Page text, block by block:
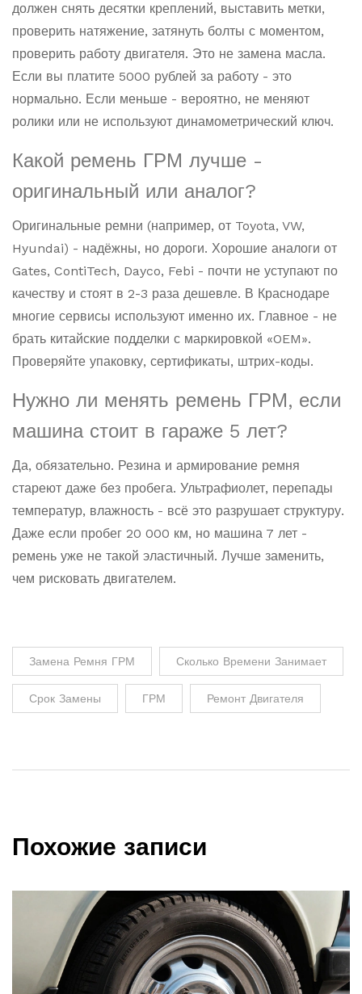
должен снять десятки креплений, выставить метки,
проверить натяжение, затянуть болты с моментом,
проверить работу двигателя. Это не замена масла.
Если вы платите 5000 рублей за работу - это
нормально. Если меньше - вероятно, не меняют
ролики или не используют динамометрический ключ.
Какой ремень ГРМ лучше -
оригинальный или аналог?
Оригинальные ремни (например, от Toyota, VW,
Hyundai) - надёжны, но дороги. Хорошие аналоги от
Gates, ContiTech, Dayco, Febi - почти не уступают по
качеству и стоят в 2-3 раза дешевле. В Краснодаре
многие сервисы используют именно их. Главное - не
брать китайские подделки с маркировкой «OEM».
Проверяйте упаковку, сертификаты, штрих-коды.
Нужно ли менять ремень ГРМ, если
машина стоит в гараже 5 лет?
Да, обязательно. Резина и армирование ремня
стареют даже без пробега. Ультрафиолет, перепады
температур, влажность - всё это разрушает структуру.
Даже если пробег 20 000 км, но машина 7 лет -
ремень уже не такой эластичный. Лучше заменить,
чем рисковать двигателем.
Замена Ремня ГРМ Сколько Времени Занимает
Срок Замены ГРМ Ремонт Двигателя
Похожие записи